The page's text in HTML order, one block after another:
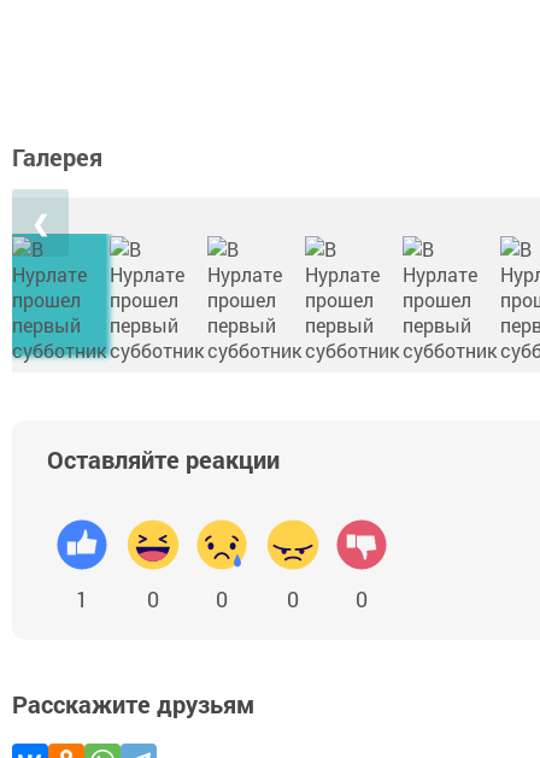
Галерея
❮
Оставляйте реакции
1 0 0 0 0
Расскажите друзьям